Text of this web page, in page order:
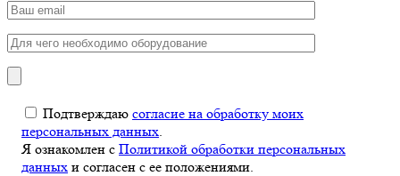
Подтверждаю согласие на обработку моих
персональных данных
Я ознакомлен с Политикой обработки персональных
данных и согласен с ее положениями.